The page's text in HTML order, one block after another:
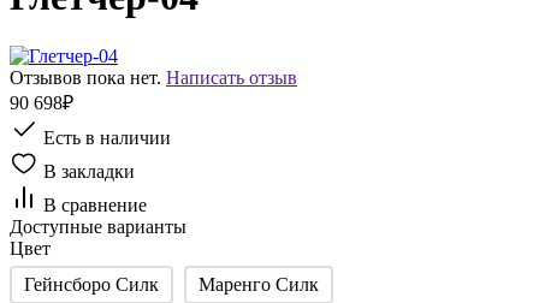
Отзывов пока нет. Написать отзыв
90 698₽
Есть в наличии
В закладки
В сравнение
Доступные варианты
Цвет
Гейнсборо Силк
Маренго Силк